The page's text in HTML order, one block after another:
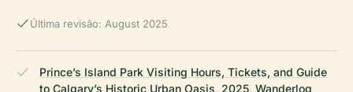
Última revisão: August 2025
Prince’s Island Park Visiting Hours, Tickets, and Guide
to Calgary’s Historic Urban Oasis, 2025, Wanderlog